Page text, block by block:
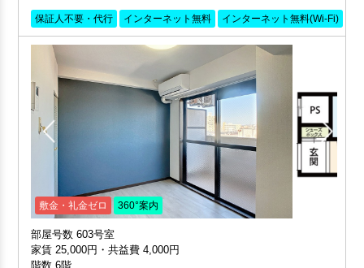
保証人不要・代行 インターネット無料 インターネット無料(Wi-Fi)
敷金・礼金ゼロ 360°案内
部屋号数 603号室
家賃 25,000円・共益費 4,000円
階数 6階